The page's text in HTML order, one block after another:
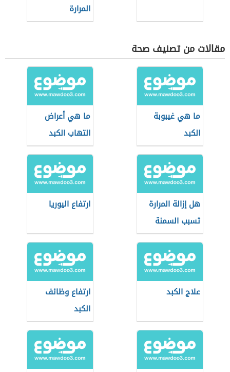
المرارة
مقالات من تصنيف صحة
ما هي غيبوبة
الكبد
ما هي أعراض
التهاب الكبد
هل إزالة المرارة
تسبب السمنة
ارتفاع اليوريا
علاج الكبد
ارتفاع وظائف
الكبد